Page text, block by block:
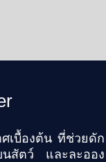
เบื้องต้น ที่ช่วยดัก
สัตว์ และละออง